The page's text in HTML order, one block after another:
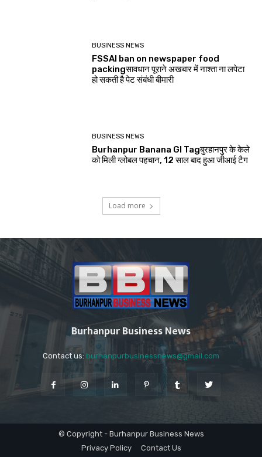
BUSINESS NEWS
FSSAI ban on newspaper food
packingसावधान पूराने अखबार में नाश्ता ना लपेटा
हो सकती है पेट संबंधी बीमारी
BUSINESS NEWS
Burhanpur Banana GI Tagबुरहानपुर के केले
को मिली ग्लोबल पहचान, 12 साल बाद हुआ जीआई टैग
Load more
Burhanpur Business News
Contact us: burhanpurbusinessnews@gmail.com
© Copyright - Burhanpur Business News
Privacy Policy
Contact Us